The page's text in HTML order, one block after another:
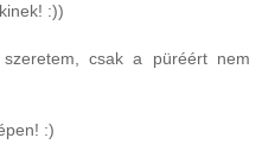
:))
csak a püréért nem
:)